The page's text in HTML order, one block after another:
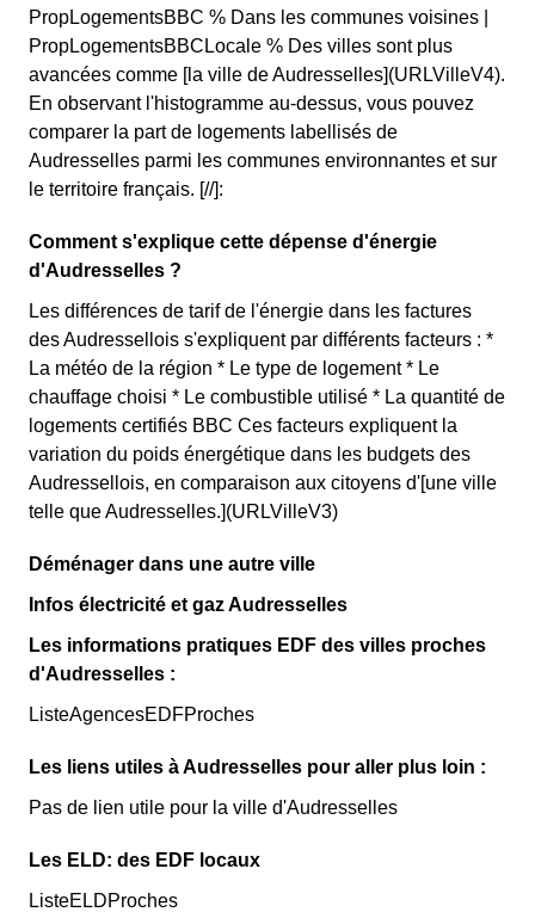
PropLogementsBBC % Dans les communes voisines |
PropLogementsBBCLocale % Des villes sont plus
avancées comme [la ville de Audresselles](URLVilleV4).
En observant l'histogramme au-dessus, vous pouvez
comparer la part de logements labellisés de
Audresselles parmi les communes environnantes et sur
le territoire français. [//]:
Comment s'explique cette dépense d'énergie
d'Audresselles ?
Les différences de tarif de l'énergie dans les factures
des Audressellois s'expliquent par différents facteurs : *
La météo de la région * Le type de logement * Le
chauffage choisi * Le combustible utilisé * La quantité de
logements certifiés BBC Ces facteurs expliquent la
variation du poids énergétique dans les budgets des
Audressellois, en comparaison aux citoyens d'[une ville
telle que Audresselles.](URLVilleV3)
Déménager dans une autre ville
Infos électricité et gaz Audresselles
Les informations pratiques EDF des villes proches
d'Audresselles :
ListeAgencesEDFProches
Les liens utiles à Audresselles pour aller plus loin :
Pas de lien utile pour la ville d'Audresselles
Les ELD: des EDF locaux
ListeELDProches